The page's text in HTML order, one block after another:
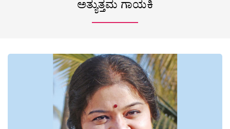
ಅತ್ಯುತ್ತಮ ಗಾಯಕಿ